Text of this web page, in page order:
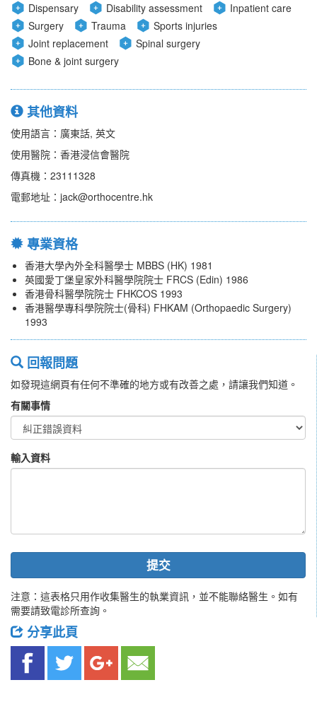
Dispensary
Disability assessment
Inpatient care
Surgery
Trauma
Sports injuries
Joint replacement
Spinal surgery
Bone & joint surgery
其他資料
使用語言：廣東話, 英文
使用醫院：香港浸信會醫院
傳真機：23111328
電郵地址：jack@orthocentre.hk
專業資格
香港大學內外全科醫學士 MBBS (HK) 1981
英國愛丁堡皇家外科醫學院院士 FRCS (Edin) 1986
香港骨科醫學院院士 FHKCOS 1993
香港醫學專科學院院士(骨科) FHKAM (Orthopaedic Surgery)
1993
回報問題
如發現這網頁有任何不準確的地方或有改善之處，請讓我們知道。
有關事情
輸入資料
提交
注意：這表格只用作收集醫生的執業資訊，並不能聯絡醫生。如有
需要請致電診所查詢。
分享此頁